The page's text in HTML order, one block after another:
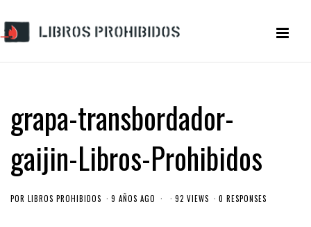
grapa-transbordador-
gaijin-Libros-Prohibidos
POR LIBROS PROHIBIDOS 9 AÑOS AGO 92 VIEWS 0 RESPONSES